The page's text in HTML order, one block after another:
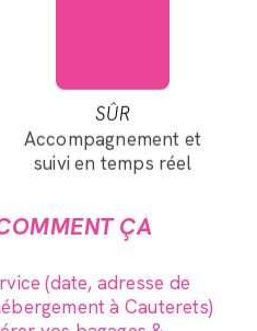
SÛR
Accompagnement et
suivi en temps réel
ÇA
(date, adresse de
à Cauterets)